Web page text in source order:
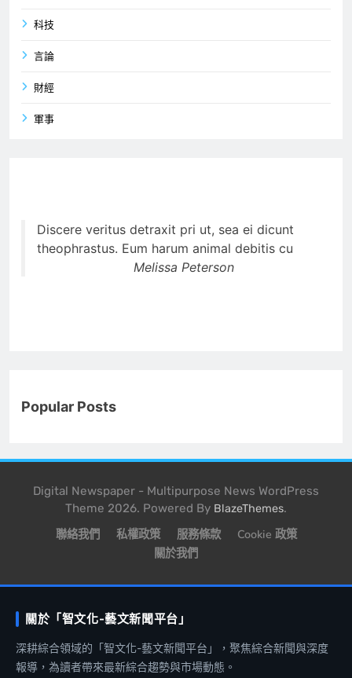
科技
言論
財經
軍事
Discere veritus detraxit pri ut, sea ei dicunt
theophrastus. Eum harum animal debitis cu
Melissa Peterson
Popular Posts
Digital Newspaper - Multipurpose News WordPress
Theme 2026. Powered By BlazeThemes.
聯絡我們 私權政策 服務條款
Cookie 政策
關於我們
關於「智文化-藝文新聞平台」
深耕綜合領域的「智文化-藝文新聞平台」，聚焦綜合新聞與深度
報導，為讀者帶來最新綜合趨勢與市場動態。